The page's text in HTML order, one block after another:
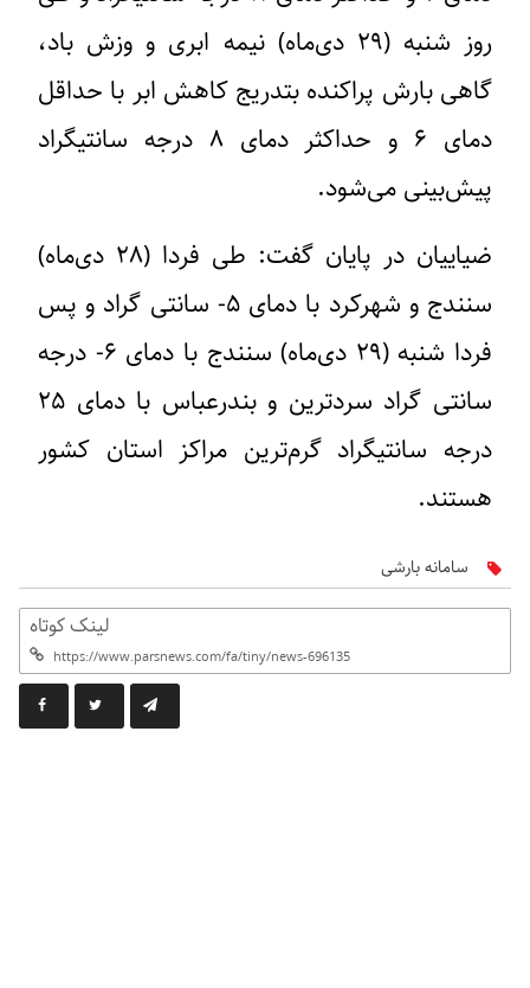
روز شنبه (۲۹ دی‌ماه) نیمه ابری و وزش باد،
گاهی بارش پراکنده بتدریج کاهش ابر با حداقل
دمای ۶ و حداکثر دمای ۸ درجه سانتیگراد
پیش‌بینی می‌شود.
ضیاییان در پایان گفت: طی فردا (۲۸ دی‌ماه)
سنندج و شهرکرد با دمای ۵- سانتی گراد و پس
فردا شنبه (۲۹ دی‌ماه) سنندج با دمای ۶- درجه
سانتی گراد سردترین و بندرعباس با دمای ۲۵
درجه سانتیگراد گرم‌ترین مراکز استان‌ کشور
هستند.
سامانه بارشی
لینک کوتاه